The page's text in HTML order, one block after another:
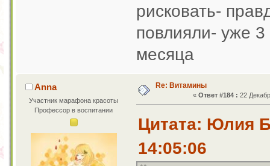
рисковать-
повлияли- уже
месяца
Anna
Участник марафона красоты
Профессор в воспитании
Re: Витамины
« Ответ #184 : 22
Цитата: Юлия
14:05:06